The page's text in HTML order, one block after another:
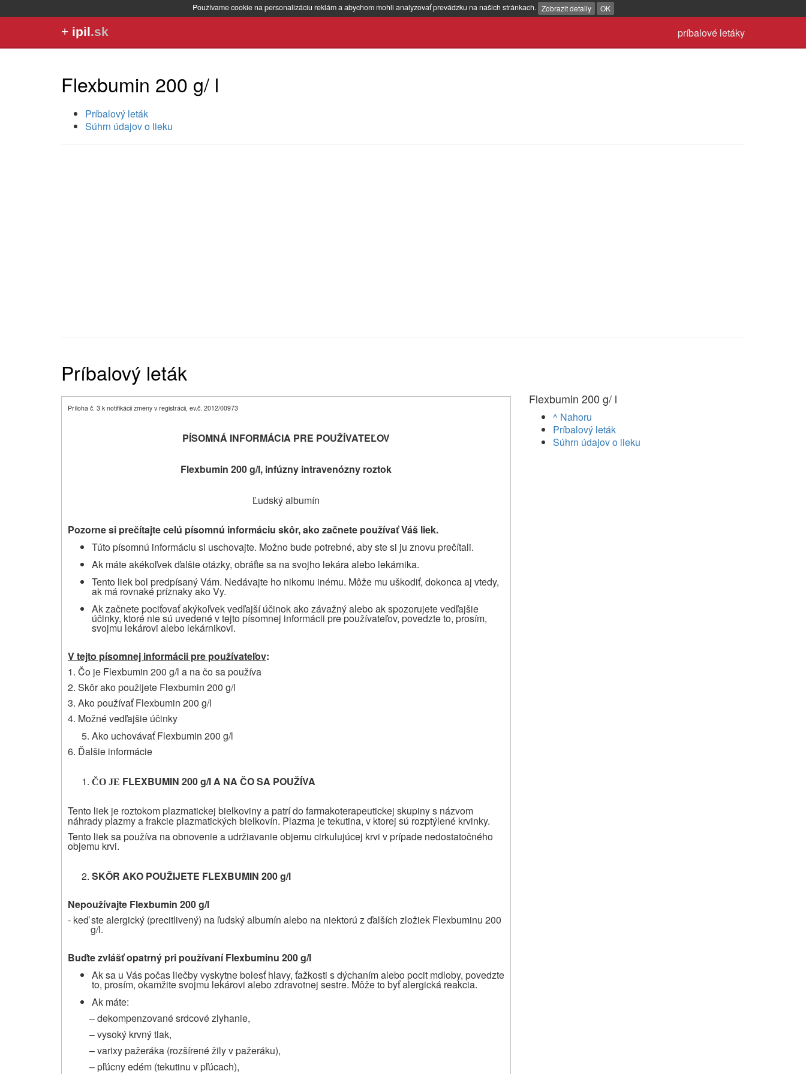
Používame cookie na personalizáciu reklám a abychom mohli analyzovať prevádzku na našich stránkach. Zobrazit detaily OK
príbalové letáky
+ ipil.sk
Flexbumin 200 g/ l
Príbalový leták
Súhrn údajov o lieku
Príbalový leták
Príloha č. 3 k notifikácii zmeny v registrácii, ev.č. 2012/00973
PÍSOMNÁ INFORMÁCIA PRE POUŽÍVATEĽOV
Flexbumin 200 g/l, infúzny intravenózny roztok
Ľudský albumín
Pozorne si prečítajte celú písomnú informáciu skôr, ako začnete používať Váš liek.
Túto písomnú informáciu si uschovajte. Možno bude potrebné, aby ste si ju znovu prečítali.
Ak máte akékoľvek ďalšie otázky, obráťte sa na svojho lekára alebo lekárnika.
Tento liek bol predpísaný Vám. Nedávajte ho nikomu inému. Môže mu uškodiť, dokonca aj vtedy,
ak má rovnaké príznaky ako Vy.
Ak začnete pociťovať akýkoľvek vedľajší účinok ako závažný alebo ak spozorujete vedľajšie
účinky, ktoré nie sú uvedené v tejto písomnej informácii pre používateľov, povedzte to, prosím,
svojmu lekárovi alebo lekárnikovi.
V tejto písomnej informácii pre používateľov:
1. Čo je Flexbumin 200 g/l a na čo sa používa
2. Skôr ako použijete Flexbumin 200 g/l
3. Ako používať Flexbumin 200 g/l
4. Možné vedľajšie účinky
Ako uchovávať Flexbumin 200 g/l
6. Ďalšie informácie
ČO JE FLEXBUMIN 200 g/l A NA ČO SA POUŽÍVA
Tento liek je roztokom plazmatickej bielkoviny a patrí do farmakoterapeutickej skupiny s názvom
náhrady plazmy a frakcie plazmatických bielkovín. Plazma je tekutina, v ktorej sú rozptýlené krvinky.
Tento liek sa používa na obnovenie a udržiavanie objemu cirkulujúcej krvi v prípade nedostatočného
objemu krvi.
SKÔR AKO POUŽIJETE FLEXBUMIN 200 g/l
Nepoužívajte Flexbumin 200 g/l
- keď ste alergický (precitlivený) na ľudský albumín alebo na niektorú z ďalších zložiek Flexbuminu 200
g/l.
Buďte zvlášť opatrný pri používaní Flexbuminu 200 g/l
Ak sa u Vás počas liečby vyskytne bolesť hlavy, ťažkosti s dýchaním alebo pocit mdloby, povedzte
to, prosím, okamžite svojmu lekárovi alebo zdravotnej sestre. Môže to byť alergická reakcia.
Ak máte:
– dekompenzované srdcové zlyhanie,
– vysoký krvný tlak,
– varixy pažeráka (rozšírené žily v pažeráku),
– pľúcny edém (tekutinu v pľúcach),
Flexbumin 200 g/ l
^ Nahoru
Príbalový leták
Súhrn údajov o lieku